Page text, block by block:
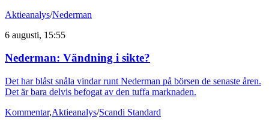
Aktieanalys/Nederman
6 augusti, 15:55
Nederman: Vändning i sikte?
Det har blåst snåla vindar runt Nederman på börsen de senaste åren.
Det är bara delvis befogat av den tuffa marknaden.
Kommentar,Aktieanalys/Scandi Standard